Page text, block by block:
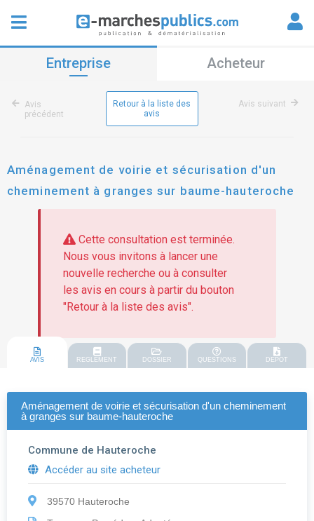
Entreprise Acheteur
Avis
précédent
Retour à la liste des
avis
Avis suivant
Aménagement de voirie et sécurisation d'un
cheminement à granges sur baume-hauteroche
Cette consultation est terminée.
Nous vous invitons à lancer une
nouvelle recherche ou à consulter
les avis en cours à partir du bouton
"Retour à la liste des avis".
AVIS REGLEMENT DOSSIER QUESTIONS DEPOT
Aménagement de voirie et sécurisation d'un cheminement
à granges sur baume-hauteroche
Commune de Hauteroche
Accéder au site acheteur
39570 Hauteroche